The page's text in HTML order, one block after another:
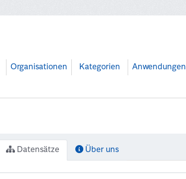
Organisationen Kategorien Anwendungen
Datensätze Über uns